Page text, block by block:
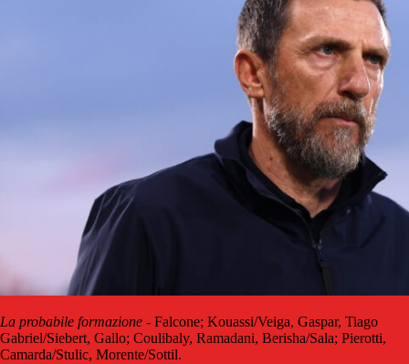
La probabile formazione - Falcone; Kouassi/Veiga, Gaspar, Tiago
Gabriel/Siebert, Gallo; Coulibaly, Ramadani, Berisha/Sala; Pierotti,
Camarda/Stulic, Morente/Sottil.